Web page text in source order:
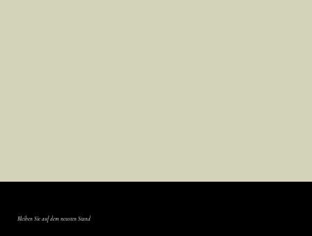
Bleiben Sie auf dem neusten Stand